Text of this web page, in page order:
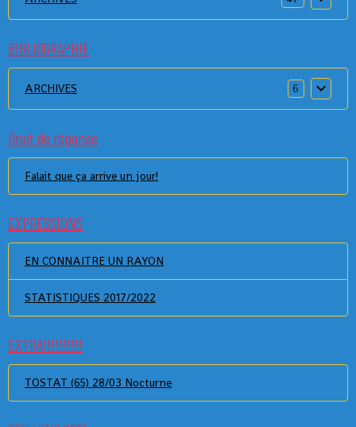
BIBLIOGRAPHIE
ARCHIVES 6
Droit de réponse
Falait que ça arrive un jour!
EXPRESSIONS
EN CONNAITRE UN RAYON
STATISTIQUES 2017/2022
EXTRA!!!!!!!!!!
TOSTAT (65) 28/03 Nocturne